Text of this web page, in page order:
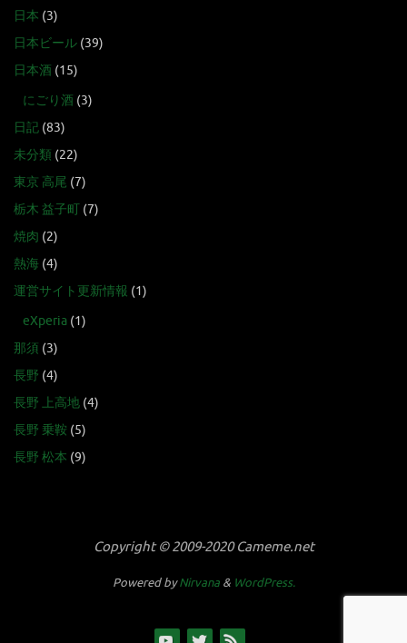
日本 (3)
日本ビール (39)
日本酒 (15)
にごり酒 (3)
日記 (83)
未分類 (22)
東京 高尾 (7)
栃木 益子町 (7)
焼肉 (2)
熱海 (4)
運営サイト更新情報 (1)
eXperia (1)
那須 (3)
長野 (4)
長野 上高地 (4)
長野 乗鞍 (5)
長野 松本 (9)
Copyright © 2009-2020 Cameme.net
Powered byNirvana& WordPress.